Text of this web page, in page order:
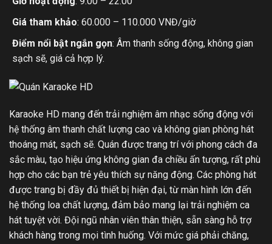
Giá tham khảo: 60.000 – 110.000 VNĐ/giờ
Điểm nổi bật ngắn gọn: Âm thanh sống động, không gian
sạch sẽ, giá cả hợp lý.
Karaoke HD mang đến trải nghiệm âm nhạc sống động với
hệ thống âm thanh chất lượng cao và không gian phòng hát
thoáng mát, sạch sẽ. Quán được trang trí với phong cách đa
sắc màu, tạo hiệu ứng không gian đa chiều ấn tượng, rất phù
hợp cho các bạn trẻ yêu thích sự năng động. Các phòng hát
được trang bị đầy đủ thiết bị hiện đại, từ màn hình lớn đến
hệ thống loa chất lượng, đảm bảo mang lại trải nghiệm ca
hát tuyệt vời. Đội ngũ nhân viên thân thiện, sẵn sàng hỗ trợ
khách hàng trong mọi tình huống. Với mức giá phải chăng,